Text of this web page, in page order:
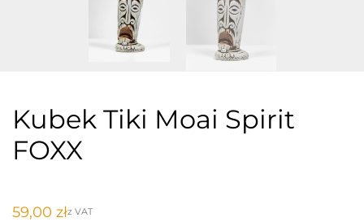
Kubek Tiki Moai Spirit
FOXX
59,00 złz VAT